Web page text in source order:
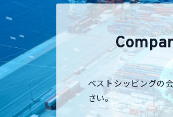
ベストシッピングの
さい。